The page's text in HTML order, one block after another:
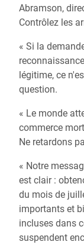
Abramson,
Contrôlez les
« Si la
légitime, ce
question.
« Le monde
commerce
Ne retardons
« Notre
est clair :
du mois de
importants et
incluses dans
suspendent